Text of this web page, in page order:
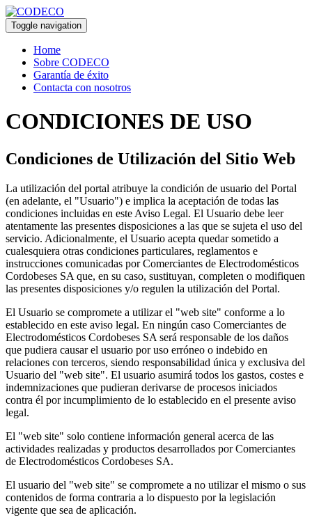
Toggle navigation
Home
Sobre CODECO
Garantía de éxito
Contacta con nosotros
CONDICIONES DE USO
Condiciones de Utilización del Sitio Web
La utilización del portal atribuye la condición de usuario del Portal
(en adelante, el "Usuario") e implica la aceptación de todas las
condiciones incluidas en este Aviso Legal. El Usuario debe leer
atentamente las presentes disposiciones a las que se sujeta el uso del
servicio. Adicionalmente, el Usuario acepta quedar sometido a
cualesquiera otras condiciones particulares, reglamentos e
instrucciones comunicadas por Comerciantes de Electrodomésticos
Cordobeses SA que, en su caso, sustituyan, completen o modifiquen
las presentes disposiciones y/o regulen la utilización del Portal.
El Usuario se compromete a utilizar el "web site" conforme a lo
establecido en este aviso legal. En ningún caso Comerciantes de
Electrodomésticos Cordobeses SA será responsable de los daños
que pudiera causar el usuario por uso erróneo o indebido en
relaciones con terceros, siendo responsabilidad única y exclusiva del
Usuario del "web site". El usuario asumirá todos los gastos, costes e
indemnizaciones que pudieran derivarse de procesos iniciados
contra él por incumplimiento de lo establecido en el presente aviso
legal.
El "web site" solo contiene información general acerca de las
actividades realizadas y productos desarrollados por Comerciantes
de Electrodomésticos Cordobeses SA.
El usuario del "web site" se compromete a no utilizar el mismo o sus
contenidos de forma contraria a lo dispuesto por la legislación
vigente que sea de aplicación.